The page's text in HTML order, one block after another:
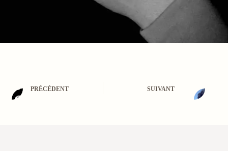
PRÉCÉDENT SUIVANT